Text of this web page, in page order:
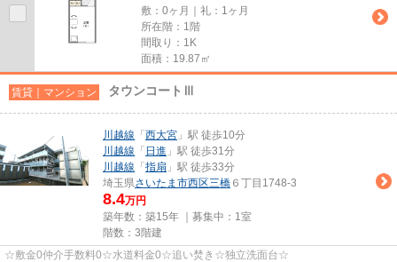
敷：0ヶ月｜礼：1ヶ月
所在階：1階
間取り：1K
面積：19.87㎡
賃貸｜マンション タウンコートⅢ
川越線 「 西大宮 」駅 徒歩10分
川越線 「 日進 」駅 徒歩31分
川越線 「 指扇 」駅 徒歩33分
埼玉県さいたま市西区三橋 ６丁目1748-3
8.4万円
築年数：築15年 ｜募集中： 1室
階数：3階建
☆敷金0仲介手数料0☆水道料金0☆追い焚き☆独立洗面台☆